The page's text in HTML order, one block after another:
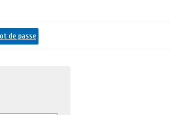
de passe